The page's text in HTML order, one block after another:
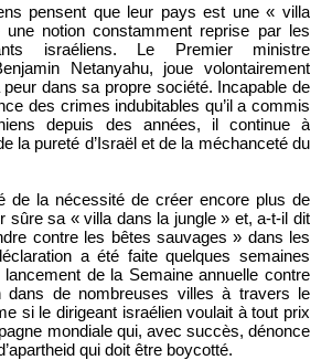
pensent que leur pays est une « villa
notion constamment reprise par les
israéliens. Le Premier ministre
Netanyahu, joue volontairement
dans sa propre société. Incapable de
des crimes indubitables qu’il a commis
depuis des années, il continue à
la pureté d’Israël et de la méchanceté du
de la nécessité de créer encore plus de
sûre sa « villa dans la jungle » et, a-t-il dit
contre les bêtes sauvages » dans les
a été faite quelques semaines
de la Semaine annuelle contre
dans de nombreuses villes à travers le
si le dirigeant israélien voulait à tout prix
mondiale qui, avec succès, dénonce
qui doit être boycotté.